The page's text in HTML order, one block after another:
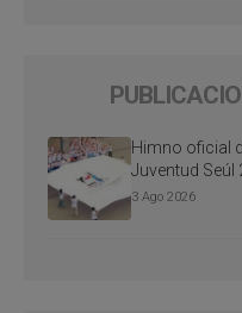
Himno oficial
Juventud Seúl
3 Ago 2026